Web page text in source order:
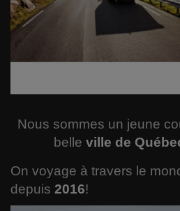
Le RIAQ
Varia
Nous sommes un jeune
belle ville de
On voyage à travers le
depuis 2016!